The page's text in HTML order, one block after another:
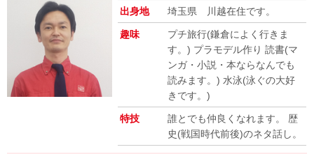
出身地 埼玉県 川越在住です。
趣味
プチ旅行(鎌倉によく行きま
す。) プラモデル作り 読書(マ
ンガ・小説・本ならなんでも
読みます。) 水泳(泳ぐの大好
きです。)
特技
誰とでも仲良くなれます。 歴
史(戦国時代前後)のネタ話し。